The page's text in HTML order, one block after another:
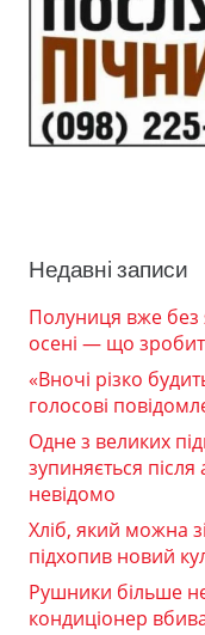
Недавні записи
Полуниця вже без
осені — що
«Вночі різко
голосові
Одне з великих
зупиняється
невідомо
Хліб, який можна
підхопив новий
Рушники більше
кондиціонер